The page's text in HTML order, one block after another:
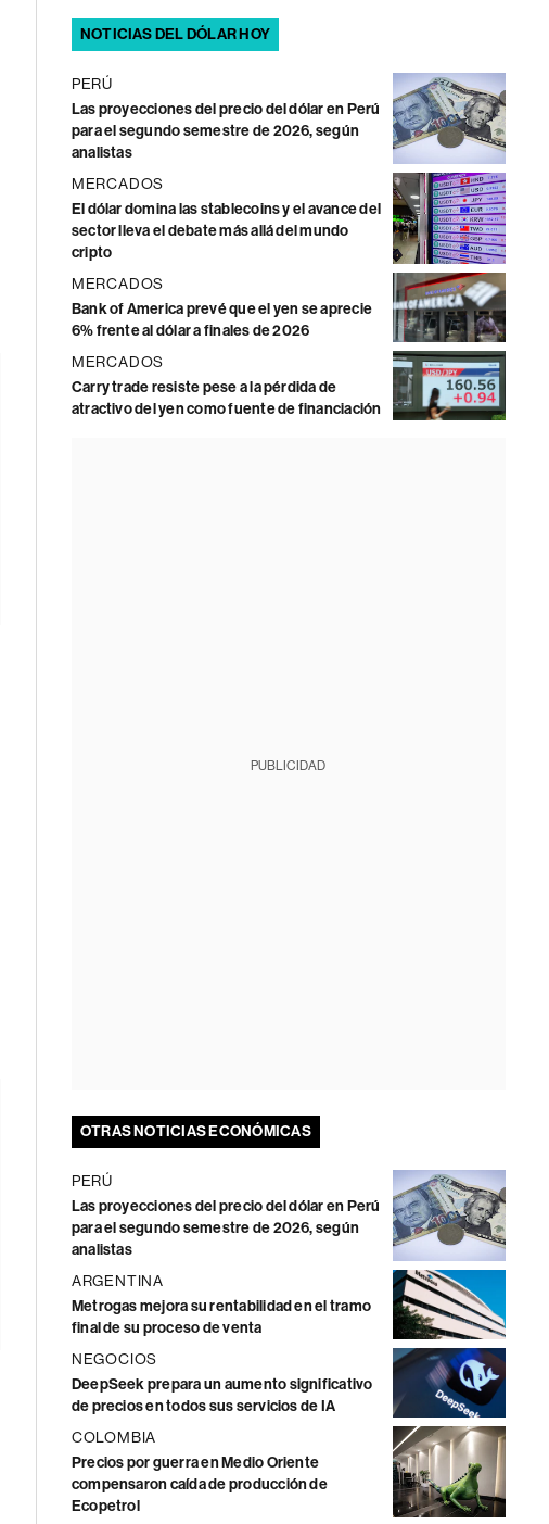
NOTICIAS DEL DÓLAR HOY
PERÚ
Las proyecciones del precio del dólar en Perú
para el segundo semestre de 2026, según
analistas
MERCADOS
El dólar domina las stablecoins y el avance del
sector lleva el debate más allá del mundo
cripto
MERCADOS
Bank of America prevé que el yen se aprecie
6% frente al dólar a finales de 2026
MERCADOS
Carry trade resiste pese a la pérdida de
atractivo del yen como fuente de financiación
PUBLICIDAD
OTRAS NOTICIAS ECONÓMICAS
PERÚ
Las proyecciones del precio del dólar en Perú
para el segundo semestre de 2026, según
analistas
ARGENTINA
Metrogas mejora su rentabilidad en el tramo
final de su proceso de venta
NEGOCIOS
DeepSeek prepara un aumento significativo
de precios en todos sus servicios de IA
COLOMBIA
Precios por guerra en Medio Oriente
compensaron caída de producción de
Ecopetrol